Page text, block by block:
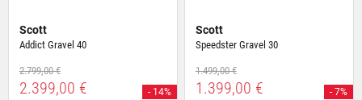
Scott
Addict Gravel 40
2.799,00 €
2.399,00 € - 14%
Scott
Speedster Gravel 30
1.499,00 €
1.399,00 € - 7%